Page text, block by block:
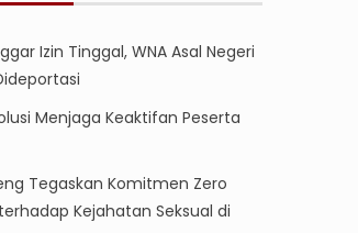
Izin Tinggal, WNA Asal Negeri
Menjaga Keaktifan Peserta
Tegaskan Komitmen Zero
Kejahatan Seksual di